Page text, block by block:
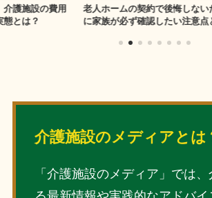
護施設の費用
とは？
老人ホームの契約で後悔しない
に家族が必ず確認したい注意点
介護施設のメディアとは
「介護施設のメディア」では